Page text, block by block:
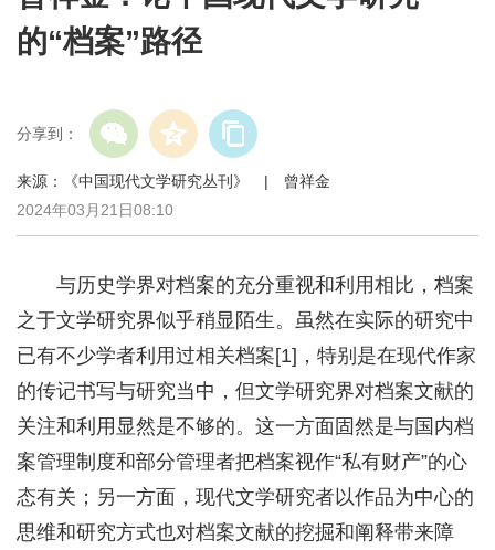
的“档案”路径
分享到：
来源：《中国现代文学研究丛刊》 | 曾祥金
2024年03月21日08:10
与历史学界对档案的充分重视和利用相比，档案
之于文学研究界似乎稍显陌生。虽然在实际的研究中
已有不少学者利用过相关档案[1]，特别是在现代作家
的传记书写与研究当中，但文学研究界对档案文献的
关注和利用显然是不够的。这一方面固然是与国内档
案管理制度和部分管理者把档案视作“私有财产”的心
态有关；另一方面，现代文学研究者以作品为中心的
思维和研究方式也对档案文献的挖掘和阐释带来障